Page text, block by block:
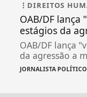
DIREITOS
OAB/DF
estágios da
OAB/DF lança
da agressão a
JORNALISTA